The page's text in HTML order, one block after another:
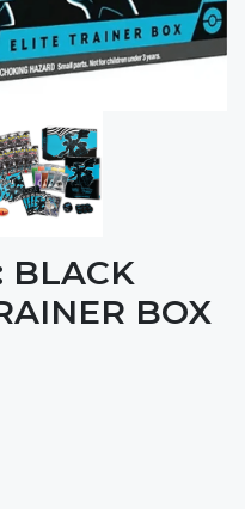
BLACK
BOX